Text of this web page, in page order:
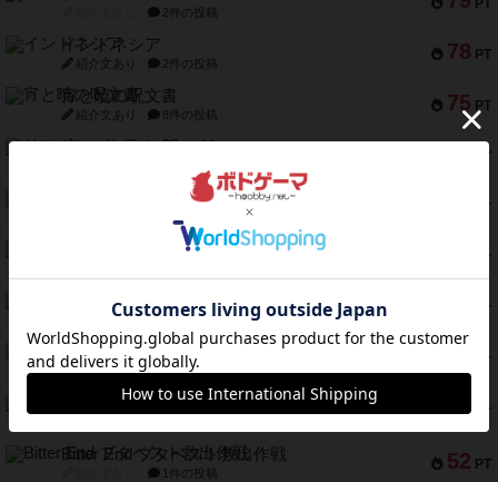
PT
2件の投稿
78 PT
インドネシア
紹介文あり 2件の投稿
75 PT
宵と暁の呪文書
紹介文あり 8件の投稿
PT
リスボン・トラム 28
PT
PT
PT
スペクタキュラー
紹介文なし 1件の投稿
PT
スモールワールド
紹介文あり 13件の投稿
58 PT
ギャンブラー
52 PT
Bitter End ブタペスト救出作戦
1件の投稿